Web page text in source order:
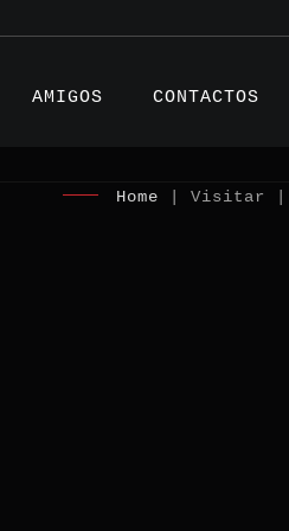
AMIGOS CONTACTOS
Home | Visitar |